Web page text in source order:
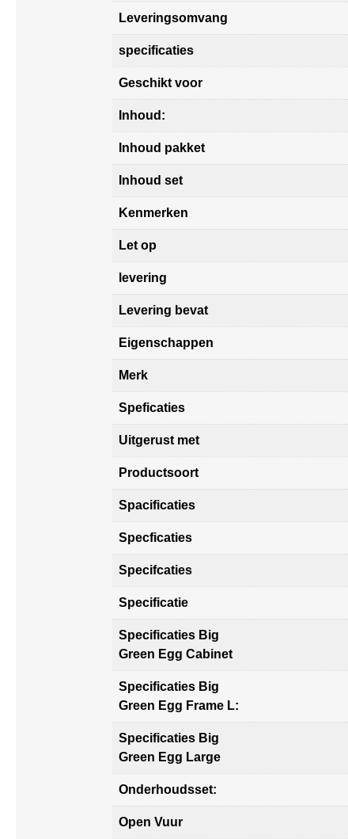
Leveringsomvang
specificaties
Geschikt voor
Inhoud:
Inhoud pakket
Inhoud set
Kenmerken
Let op
levering
Levering bevat
Eigenschappen
Merk
Speficaties
Uitgerust met
Productsoort
Spacificaties
Specficaties
Specifcaties
Specificatie
Specificaties Big
Green Egg Cabinet
Specificaties Big
Green Egg Frame L:
Specificaties Big
Green Egg Large
Onderhoudsset:
Open Vuur